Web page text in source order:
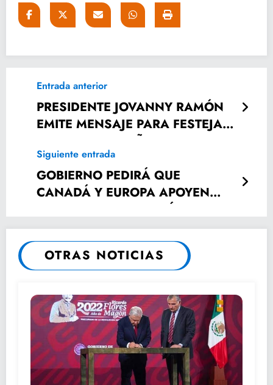
Entrada anterior
PRESIDENTE JOVANNY RAMÓN
EMITE MENSAJE PARA FESTEJAR
FIESTAS NAVIDEÑAS CON
ALEGRÍA.
Siguiente entrada
GOBIERNO PEDIRÁ QUE
CANADÁ Y EUROPA APOYEN
CON LA INVESTIGACIÓN DEL
ACCIDENTE AÉREO
OTRAS NOTICIAS